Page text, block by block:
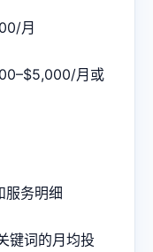
月
月或
服务明细
键词的月均投